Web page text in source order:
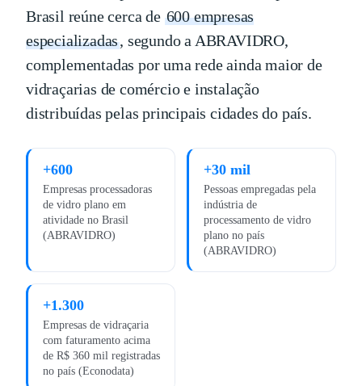
Brasil reúne cerca de 600 empresas
especializadas, segundo a ABRAVIDRO,
complementadas por uma rede ainda maior de
vidraçarias de comércio e instalação
distribuídas pelas principais cidades do país.
+600
Empresas processadoras
de vidro plano em
atividade no Brasil
(ABRAVIDRO)
+30 mil
Pessoas empregadas pela
indústria de
processamento de vidro
plano no país
(ABRAVIDRO)
+1.300
Empresas de vidraçaria
com faturamento acima
de R$ 360 mil registradas
no país (Econodata)